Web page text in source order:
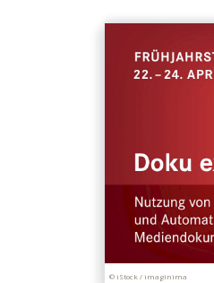
© iStock / imaginima